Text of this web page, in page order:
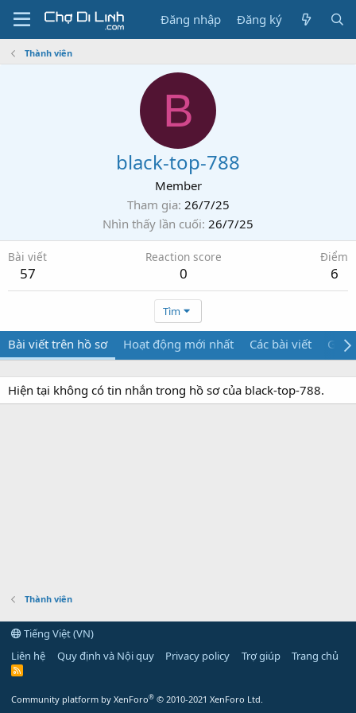
Đăng nhập Đăng ký
Thành viên
B
black-top-788
Member
Tham gia 26/7/25
Nhìn thấy lần cuối 26/7/25
Bài viết
57
Reaction score
0
Điểm
6
Tìm
Bài viết trên hồ sơ Hoạt động mới nhất Các bài viết Giới
Hiện tại không có tin nhắn trong hồ sơ của black-top-788.
Thành viên
Tiếng Việt (VN)
Liên hệ
Quy định và Nội quy Privacy policy Trợ giúp Trang chủ
R
Community platform by XenForo® © 2010-2021 XenForo Ltd.